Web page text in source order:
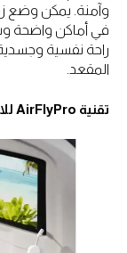
وآمنة. يمكن وضع
في أماكن واضحة
راحة نفسية
المقعد.
تقنية AirFlyPro للاتصال بسماعات البلوتوث